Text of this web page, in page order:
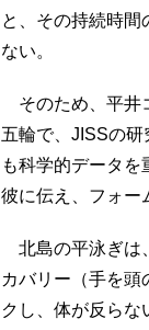
と、その持続時間
ない。
そのため、平井
五輪で、JISSの
も科学的データを
彼に伝え、フォー
北島の平泳ぎは
カバリー（手を頭
クし、体が反らな